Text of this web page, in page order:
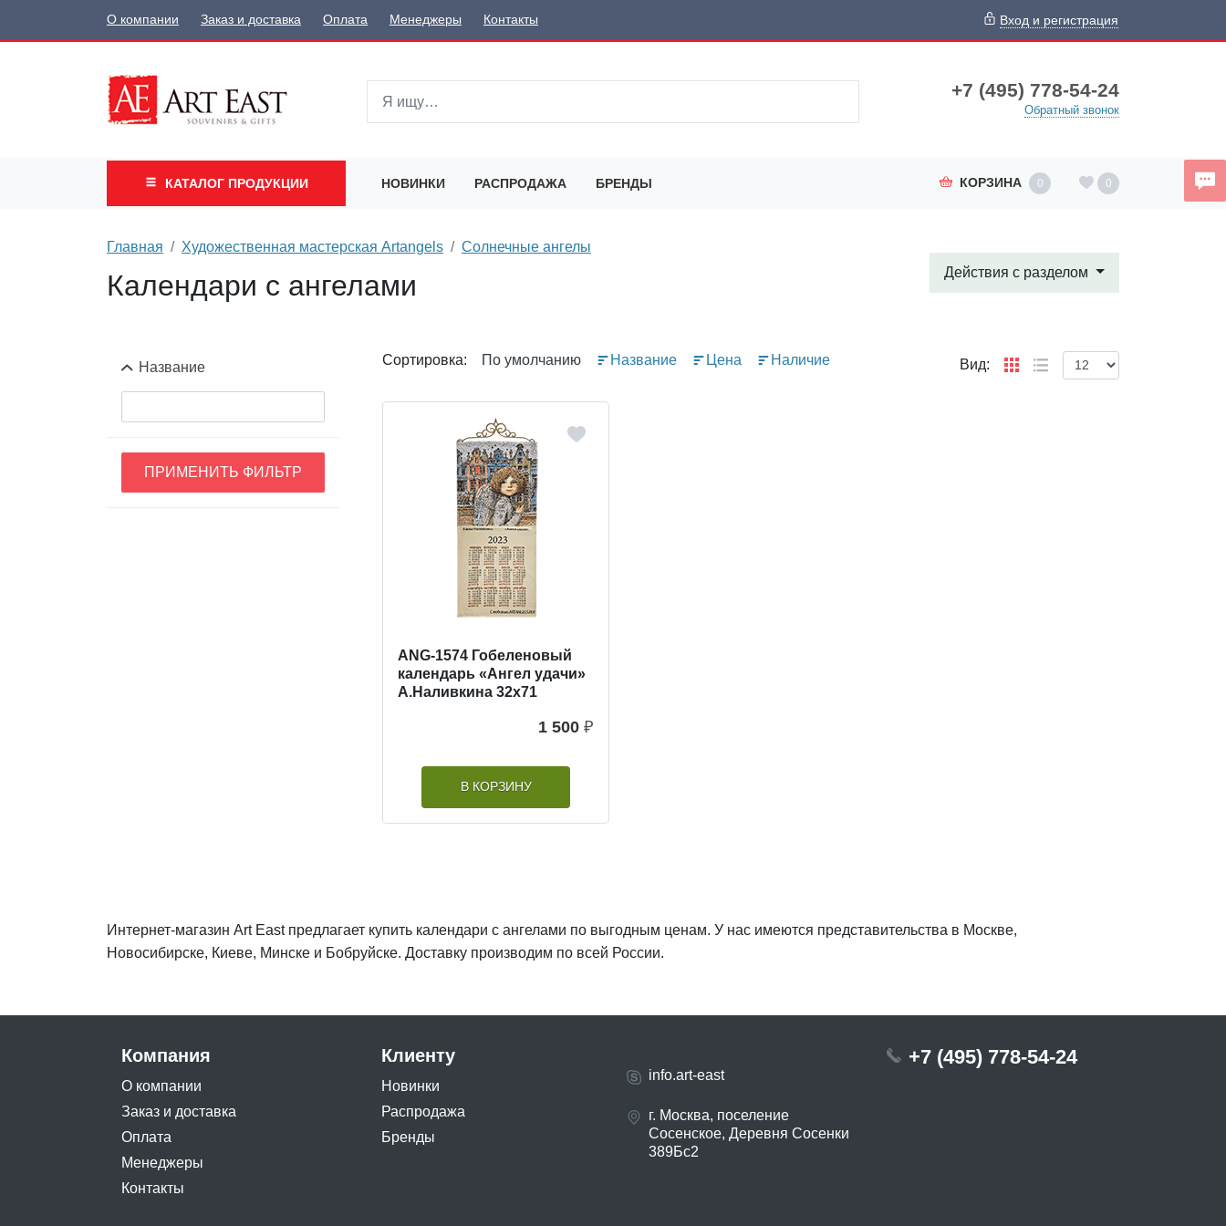
О компании Заказ и доставка Оплата Менеджеры Контакты Вход и регистрация
+7 (495) 778-54-24
Обратный звонок
КАТАЛОГ ПРОДУКЦИИ НОВИНКИ РАСПРОДАЖА БРЕНДЫ КОРЗИНА 0 0
Главная Художественная мастерская Artangels Солнечные ангелы
Календари с ангелами Действия с разделом
Название
ПРИМЕНИТЬ ФИЛЬТР
Сортировка: По умолчанию Название Цена Наличие Вид:
ANG-1574 Гобеленовый
календарь «Ангел удачи»
А.Наливкина 32х71
1 500 ₽
В КОРЗИНУ
Интернет-магазин Art East предлагает купить календари с ангелами по выгодным ценам. У нас имеются представительства в Москве,
Новосибирске, Киеве, Минске и Бобруйске. Доставку производим по всей России.
Компания
О компании
Заказ и доставка
Оплата
Менеджеры
Контакты
Клиенту
Новинки
Распродажа
Бренды
info.art-east
г. Москва, поселение
Сосенское, Деревня Сосенки
389Бс2
+7 (495) 778-54-24